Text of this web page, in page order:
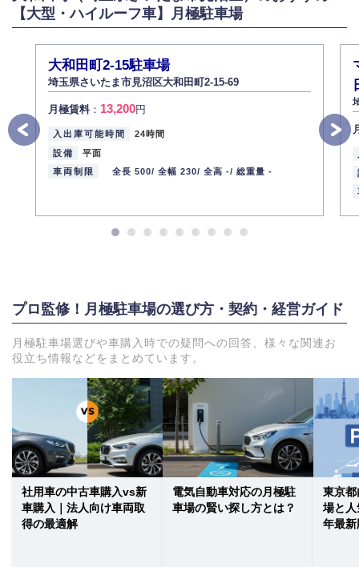
【大型・ハイルーフ車】月極駐車場
大和田町2-15駐車場
埼玉県さいたま市見沼区大和田町2-15-69
月極賃料： 13,200円
入出庫可能時間
24時間
設備
平面
車両制限
全長 500/ 全幅 230/ 全高 -/ 総重量 -
プロ監修！月極駐車場の選び方・契約・経営ガイド
月極駐車場選びや車購入時での疑問への回答、様々な関連お
役立ち情報などをまとめています。
社用車の中古車購入vs新
車購入｜法人向け車両取
得の最適解
電気自動車対応の月極駐
車場の賢い探し方とは？
東京
場と
年最新